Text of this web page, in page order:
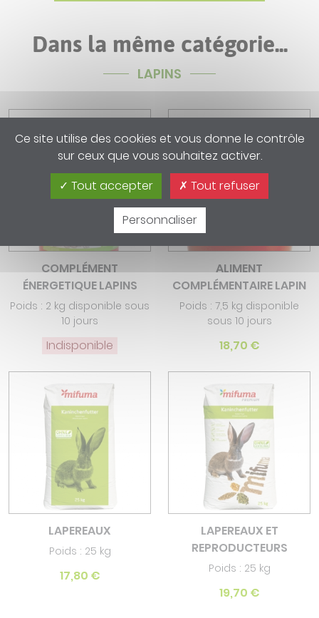
Dans la même catégorie...
LAPINS
COMPLÉMENT
ÉNERGETIQUE LAPINS
Poids : 2 kg disponible sous
10 jours
Indisponible
ALIMENT
COMPLÉMENTAIRE LAPIN
Poids : 7,5 kg disponible
sous 10 jours
18,70 €
LAPEREAUX
Poids : 25 kg
17,80 €
LAPEREAUX ET
REPRODUCTEURS
Poids : 25 kg
19,70 €
Ce site utilise des cookies et vous donne le contrôle
sur ceux que vous souhaitez activer.
Tout accepter
Tout refuser
Personnaliser